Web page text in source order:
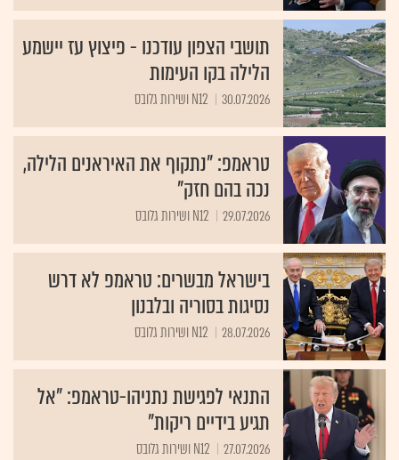
תושבי הצפון עודכנו - פיצוץ עז יישמע
הלילה בקו העימות
30.07.2026 N12 ושירות גלובס
טראמפ: "נתקוף את האיראנים הלילה,
נכה בהם חזק"
29.07.2026 N12 ושירות גלובס
בישראל מבשרים: טראמפ לא דרש
נסיגות בסוריה ובלבנון
28.07.2026 N12 ושירות גלובס
התנאי לפגישת נתניהו-טראמפ: "אל
תגיע בידיים ריקות"
27.07.2026 N12 ושירות גלובס